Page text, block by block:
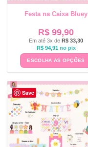
Festa na Caixa Bluey
R$ 99,90
Em até 3x de R$ 33,30
R$94,91 no pix
ESCOLHA AS OPÇÕES
Save